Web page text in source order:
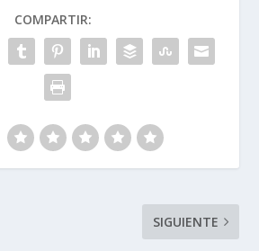
COMPARTIR:
SIGUIENTE